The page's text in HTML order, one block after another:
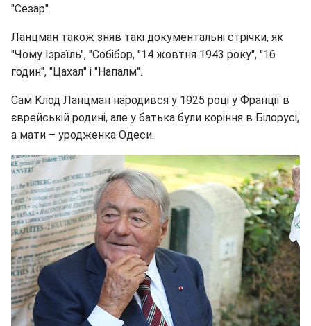
"Сезар".
Ланцман також зняв такі документальні стрічки, як
"Чому Ізраїль", "Собібор, "14 жовтня 1943 року", "16
годин", "Цахал" і "Напалм".
Сам Клод Ланцман народився у 1925 році у Франції в
єврейській родині, але у батька були коріння в Білорусі,
а мати – уродженка Одеси.